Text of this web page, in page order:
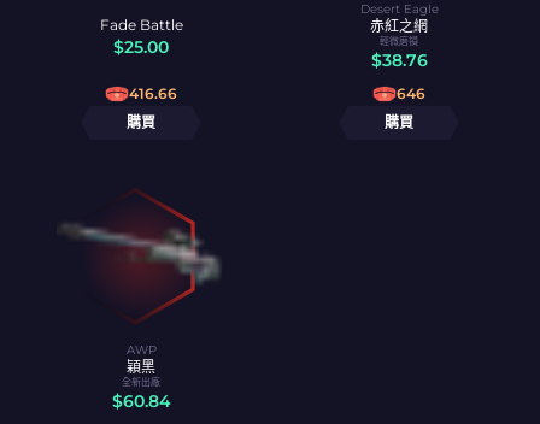
Fade Battle
$25.00
416.66
購買
Desert Eagle
赤紅之網
輕微磨損
$38.76
646
購買
AWP
穎黑
全新出廠
$60.84